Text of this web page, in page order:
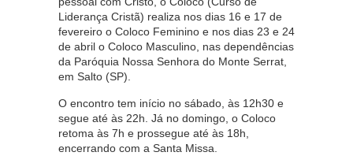
Liderança Cristã) realiza nos dias 16 e 17 de
fevereiro o Coloco Feminino e nos dias 23 e 24
de abril o Coloco Masculino, nas dependências
da Paróquia Nossa Senhora do Monte Serrat,
em Salto (SP).
O encontro tem início no sábado, às 12h30 e
segue até às 22h. Já no domingo, o Coloco
retoma às 7h e prossegue até às 18h,
encerrando com a Santa Missa.